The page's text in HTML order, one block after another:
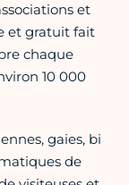
et
et gratuit fait
chaque
10 000
gaies, bi
de